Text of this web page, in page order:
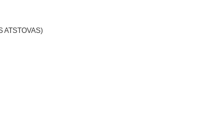
ATSTOVAS)